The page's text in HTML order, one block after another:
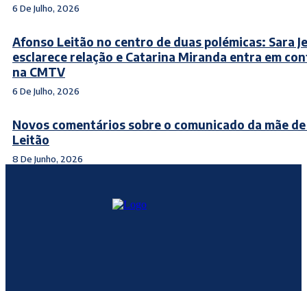
6 De Julho, 2026
Afonso Leitão no centro de duas polémicas: Sara
esclarece relação e Catarina Miranda entra em
na CMTV
6 De Julho, 2026
Novos comentários sobre o comunicado da mãe
Leitão
8 De Junho, 2026